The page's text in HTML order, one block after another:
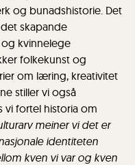
og bunadshistorie. Det
skapande
kvinnelege
folkekunst og
om læring, kreativitet
stiller vi også
vi fortel historia om
meiner vi det er
identiteten
kven vi var og kven